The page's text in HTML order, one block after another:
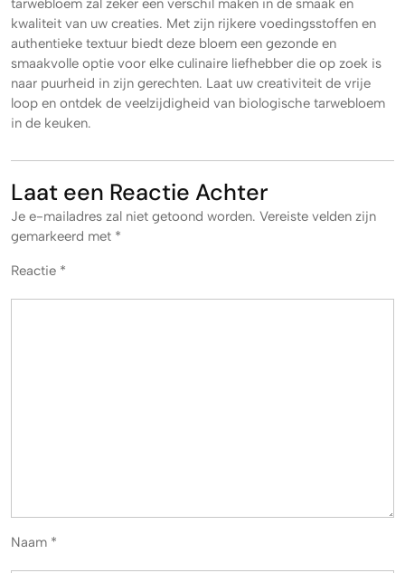
tarwebloem zal zeker een verschil maken in de smaak en
kwaliteit van uw creaties. Met zijn rijkere voedingsstoffen en
authentieke textuur biedt deze bloem een gezonde en
smaakvolle optie voor elke culinaire liefhebber die op zoek is
naar puurheid in zijn gerechten. Laat uw creativiteit de vrije
loop en ontdek de veelzijdigheid van biologische tarwebloem
in de keuken.
Laat een Reactie Achter
Je e-mailadres zal niet getoond worden. Vereiste velden zijn
gemarkeerd met *
Reactie *
Naam *